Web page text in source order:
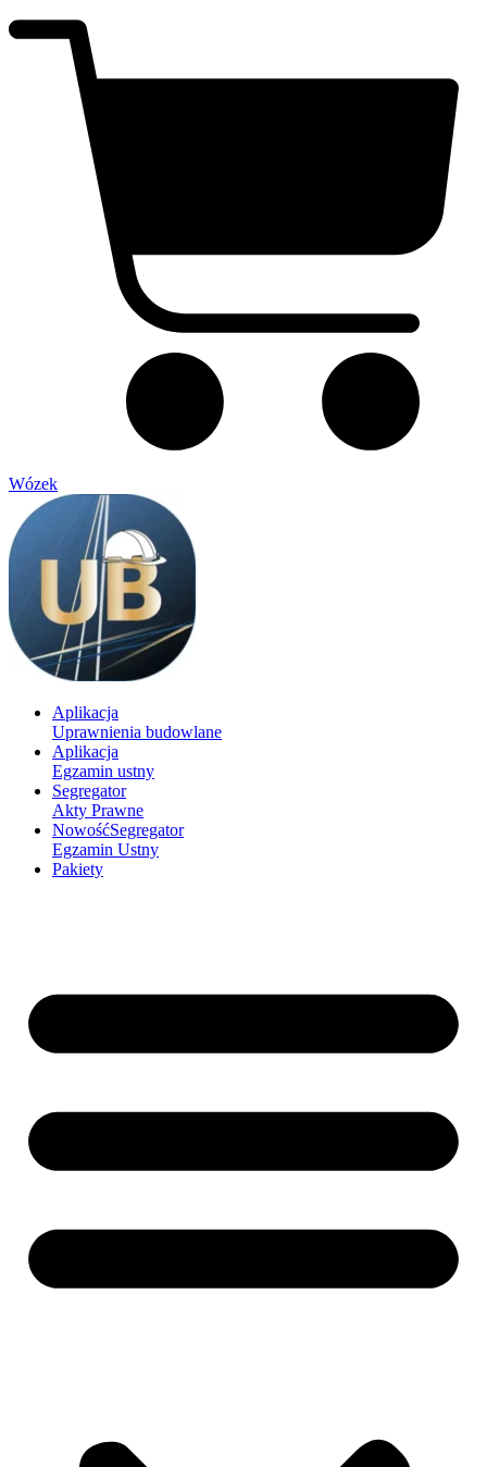
Wózek
Aplikacja
Uprawnienia budowlane
Aplikacja
Egzamin ustny
Segregator
Akty Prawne
NowośćSegregator
Egzamin Ustny
Pakiety